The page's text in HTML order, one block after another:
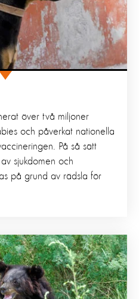
över två miljoner
och påverkat nationella
På så sätt
sjukdomen och
på grund av rädsla för